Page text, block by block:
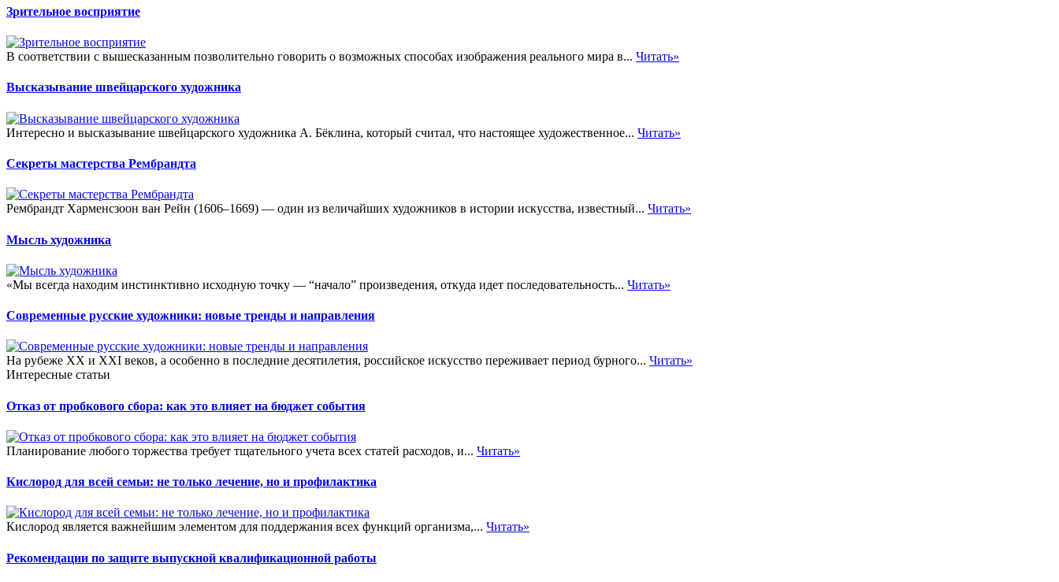
Зрительное восприятие
В соответствии с вышесказанным позволительно говорить о возможных способах изображения реального мира в... Читать»
Высказывание швейцарского художника
Интересно и высказывание швейцарского художника А. Бёклина, который считал, что настоящее художественное... Читать»
Секреты мастерства Рембрандта
Рембрандт Харменсзоон ван Рейн (1606–1669) — один из величайших художников в истории искусства, известный... Читать»
Мысль художника
«Мы всегда находим инстинктивно исходную точку — “начало” произведения, откуда идет последовательность... Читать»
Современные русские художники: новые тренды и направления
На рубеже XX и XXI веков, а особенно в последние десятилетия, российское искусство переживает период бурного... Читать»
Интересные статьи
Отказ от пробкового сбора: как это влияет на бюджет события
Планирование любого торжества требует тщательного учета всех статей расходов, и... Читать»
Кислород для всей семьи: не только лечение, но и профилактика
Кислород является важнейшим элементом для поддержания всех функций организма,... Читать»
Рекомендации по защите выпускной квалификационной работы